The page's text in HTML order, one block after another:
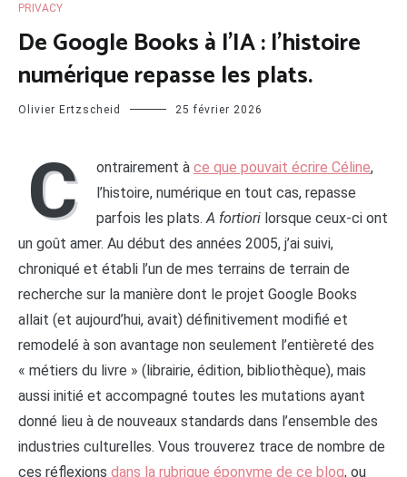
PRIVACY
De Google Books à l’IA : l’histoire
numérique repasse les plats.
Olivier Ertzscheid 25 février 2026
C ontrairement à ce que pouvait écrire Céline,
l’histoire, numérique en tout cas, repasse
parfois les plats. A fortiori lorsque ceux-ci ont
un goût amer. Au début des années 2005, j’ai suivi,
chroniqué et établi l’un de mes terrains de terrain de
recherche sur la manière dont le projet Google Books
allait (et aujourd’hui, avait) définitivement modifié et
remodelé à son avantage non seulement l’entièreté des
« métiers du livre » (librairie, édition, bibliothèque), mais
aussi initié et accompagné toutes les mutations ayant
donné lieu à de nouveaux standards dans l’ensemble des
industries culturelles. Vous trouverez trace de nombre de
ces réflexions dans la rubrique éponyme de ce blog, ou